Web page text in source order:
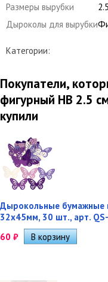
Размеры вырубки
Дыроколы для вырубки
Категории:
Покупатели,
фигурный HB 2.5
купили
Дырокольные бумажные
32х45мм, 30 шт., арт.
60 ₽